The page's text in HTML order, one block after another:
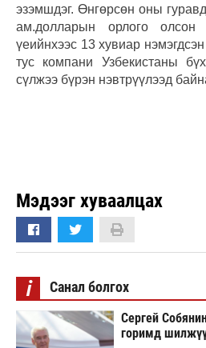
эзэмшдэг. Өнгөрсөн оны
ам.долларын орлого
үеийнхээс 13 хувиар
тус компани Узбекистаны
сүлжээ бүрэн нэвтрүүлээд
Мэдээг хуваалцах
i Санал болгох
Сергей
горимд